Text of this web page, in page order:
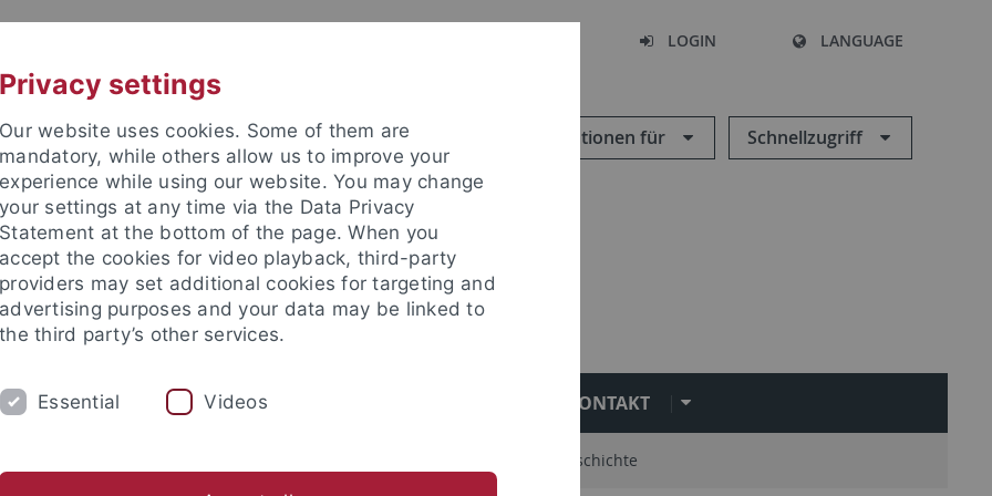
LOGIN LANGUAGE
Informationen für Schnellzugriff
Fakultät
FORSCHUNG KONTAKT
Geschichte
Privacy settings
Our website uses cookies. Some of them are
mandatory, while others allow us to improve your
experience while using our website. You may change
your settings at any time via the Data Privacy
Statement at the bottom of the page. When you
accept the cookies for video playback, third-party
providers may set additional cookies for targeting and
advertising purposes and your data may be linked to
the third party’s other services.
Essential Videos